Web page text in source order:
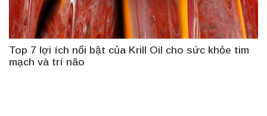
Top 7 lợi ích nổi bật của Krill Oil cho sức khỏe tim
mạch và trí não